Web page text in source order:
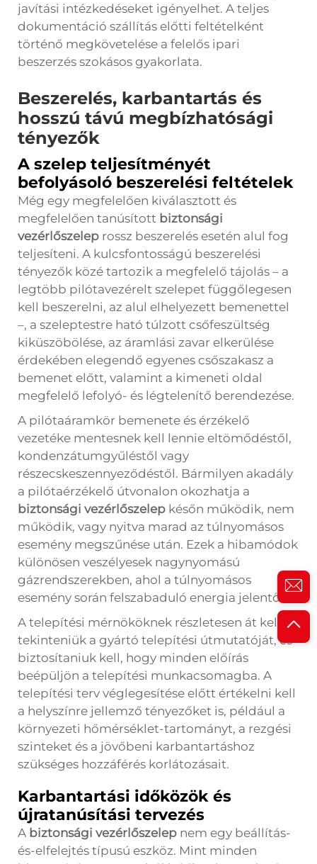
javítási intézkedéseket igényelhet. A teljes
dokumentáció szállítás előtti feltételként
történő megkövetelése a felelős ipari
beszerzés szokásos gyakorlata.
Beszerelés, karbantartás és
hosszú távú megbízhatósági
tényezők
A szelep teljesítményét
befolyásoló beszerelési feltételek
Még egy megfelelően kiválasztott és
megfelelően tanúsított biztonsági
vezérlőszelep rossz beszerelés esetén alul fog
teljesíteni. A kulcsfontosságú beszerelési
tényezők közé tartozik a megfelelő tájolás – a
legtöbb pilótavezérelt szelepet függőlegesen
kell beszerelni, az alul elhelyezett bemenettel
–, a szeleptestre ható túlzott csőfeszültség
kiküszöbölése, az áramlási zavar elkerülése
érdekében elegendő egyenes csőszakasz a
bemenet előtt, valamint a kimeneti oldal
megfelelő lefolyó- és légtelenítő berendezése.
A pilótaáramkör bemenete és érzékelő
vezetéke mentesnek kell lennie eltömődéstől,
kondenzátumgyűléstől vagy
részecskeszennyeződéstől. Bármilyen akadály
a pilótaérzékelő útvonalon okozhatja a
biztonsági vezérlőszelep későn működik, nem
működik, vagy nyitva marad az túlnyomásos
esemény megszűnése után. Ezek a hibamódok
különösen veszélyesek nagynyomású
gázrendszerekben, ahol a túlnyomásos
esemény során felszabaduló energia jelentős.
A telepítési mérnököknek részletesen át kell
tekinteniük a gyártó telepítési útmutatóját, és
biztosítaniuk kell, hogy minden előírás
beépüljön a telepítési munkacsomagba. A
telepítési terv véglegesítése előtt értékelni kell
a helyszínre jellemző tényezőket is, például a
környezeti hőmérséklet-tartományt, a rezgési
szinteket és a jövőbeni karbantartáshoz
szükséges hozzáférés korlátozásait.
Karbantartási időközök és
újratanúsítási tervezés
A biztonsági vezérlőszelep nem egy beállítás-
és-elfelejtés típusú eszköz. Mint minden